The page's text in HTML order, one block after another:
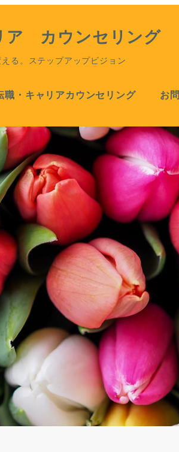
ア カウンセリング
る。ステップアップビジョン
職・キャリアカウンセリング お